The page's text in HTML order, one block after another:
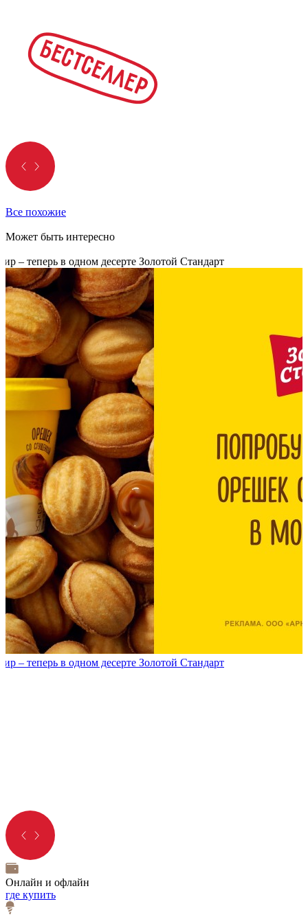
Все похожие
Может быть интересно
– теперь в одном десерте Золотой Стандарт
– теперь в одном десерте Золотой Стандарт
Онлайн и офлайн
где купить